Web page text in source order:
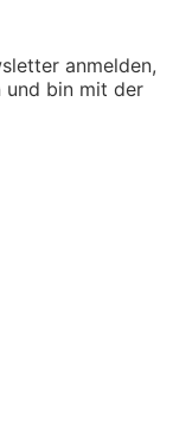
anmelden,
und bin mit der